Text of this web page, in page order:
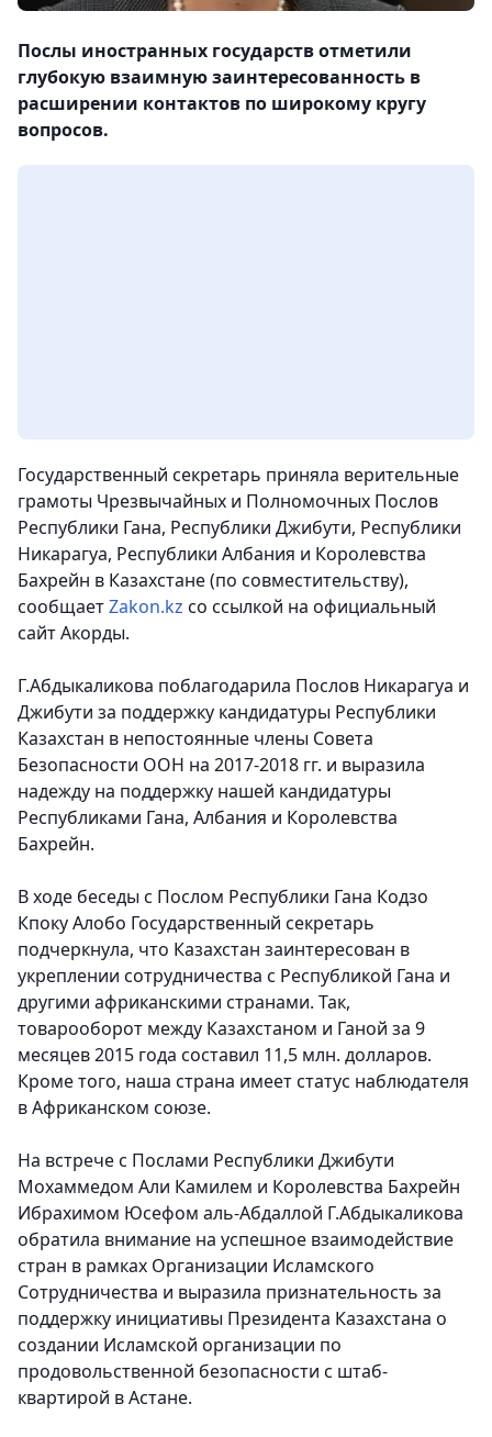
Послы иностранных государств отметили
глубокую взаимную заинтересованность в
расширении контактов по широкому кругу
вопросов.
Государственный секретарь приняла верительные
грамоты Чрезвычайных и Полномочных Послов
Республики Гана, Республики Джибути, Республики
Никарагуа, Республики Албания и Королевства
Бахрейн в Казахстане (по совместительству),
сообщаетZakon.kz со ссылкой на официальный
сайт Акорды.
Г.Абдыкаликова поблагодарила Послов Никарагуа и
Джибути за поддержку кандидатуры Республики
Казахстан в непостоянные члены Совета
Безопасности ООН на 2017-2018 гг. и выразила
надежду на поддержку нашей кандидатуры
Республиками Гана, Албания и Королевства
Бахрейн.
В ходе беседы с Послом Республики Гана Кодзо
Кпоку Алобо Государственный секретарь
подчеркнула, что Казахстан заинтересован в
укреплении сотрудничества с Республикой Гана и
другими африканскими странами. Так,
товарооборот между Казахстаном и Ганой за 9
месяцев 2015 года составил 11,5 млн. долларов.
Кроме того, наша страна имеет статус наблюдателя
в Африканском союзе.
На встрече с Послами Республики Джибути
Мохаммедом Али Камилем и Королевства Бахрейн
Ибрахимом Юсефом аль-Абдаллой Г.Абдыкаликова
обратила внимание на успешное взаимодействие
стран в рамках Организации Исламского
Сотрудничества и выразила признательность за
поддержку инициативы Президента Казахстана о
создании Исламской организации по
продовольственной безопасности с штаб-
квартирой в Астане.